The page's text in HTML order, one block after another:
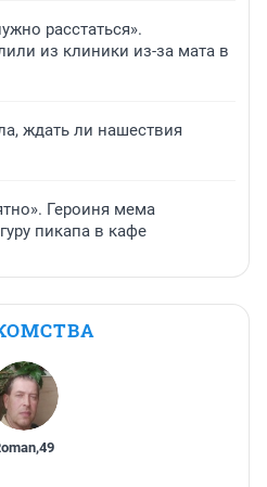
расстаться».
из клиники из-за мата в
ждать ли нашествия
Героиня мема
пикапа в кафе
,49